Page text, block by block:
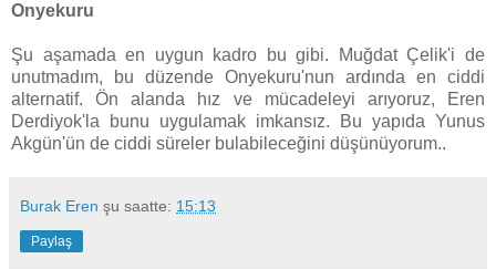
Onyekuru
Şu aşamada en uygun kadro bu gibi. Muğdat Çelik'i de
unutmadım, bu düzende Onyekuru'nun ardında en ciddi
alternatif. Ön alanda hız ve mücadeleyi arıyoruz, Eren
Derdiyok'la bunu uygulamak imkansız. Bu yapıda Yunus
Akgün'ün de ciddi süreler bulabileceğini düşünüyorum..
Burak Eren şu saatte: 15:13
Paylaş